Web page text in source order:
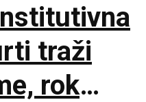
traži
rok